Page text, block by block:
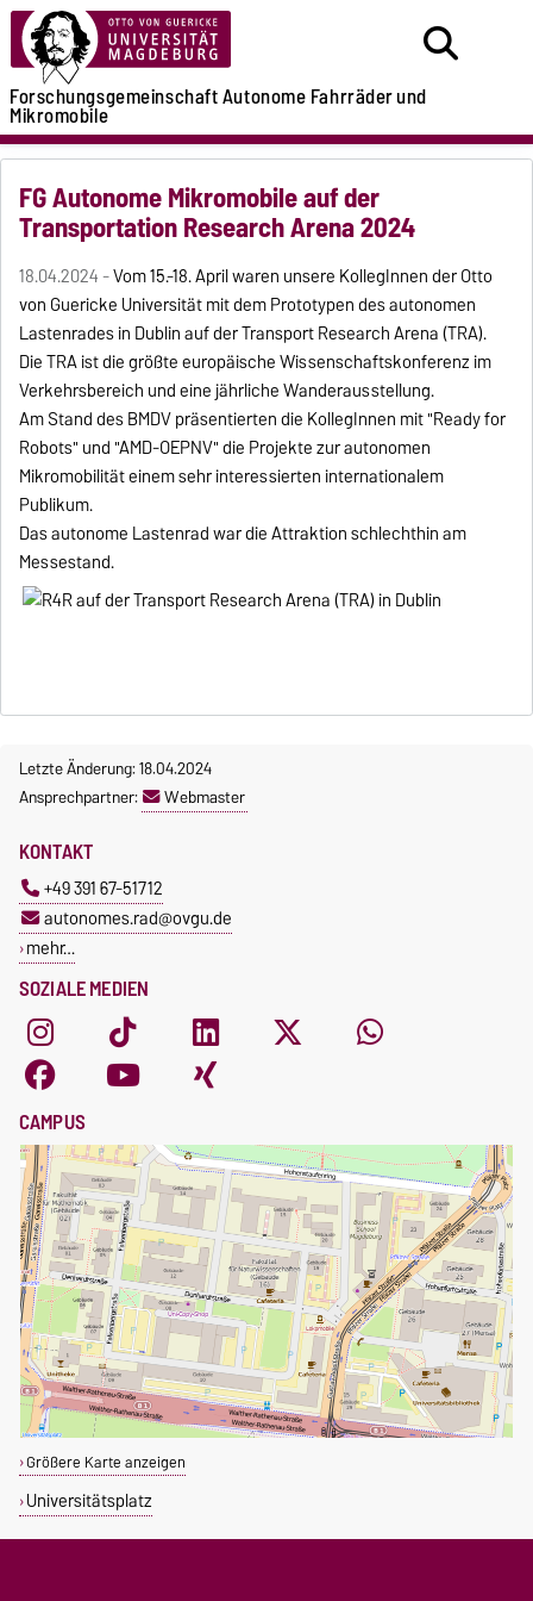
ForschungsgemeinschaftAutonome Fahrräderund
Mikromobile
FG Autonome Mikromobile auf der
Transportation Research Arena 2024
18.04.2024 -Vom 15.-18. April waren unsere KollegInnen der Otto
von Guericke Universität mit dem Prototypen des autonomen
Lastenrades in Dublin auf der Transport Research Arena (TRA).
Die TRA ist die größte europäische Wissenschaftskonferenz im
Verkehrsbereich und eine jährliche Wanderausstellung.
Am Stand des BMDV präsentierten die KollegInnen mit "Ready for
Robots" und "AMD-OEPNV" die Projekte zur autonomen
Mikromobilität einem sehr interessierten internationalem
Publikum.
Das autonome Lastenrad war die Attraktion schlechthin am
Messestand.
Letzte Änderung: 18.04.2024
Ansprechpartner:
Webmaster
SOZIALE MEDIEN
KONTAKT
+49 391 67-51712
autonomes.rad@ovgu.de
mehr…
CAMPUS
Größere Karte anzeigen
Universitätsplatz